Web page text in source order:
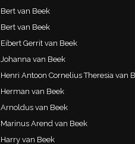
Bert van Beek
Bert van Beek
Eibert Gerrit van Beek
Johanna van Beek
Henri Antoon Cornelius Theresia van
Herman van Beek
Arnoldus van Beek
Marinus Arend van Beek
Harry van Beek